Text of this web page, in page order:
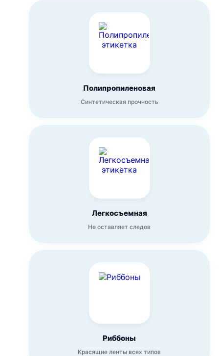
Полипропиленовая
Синтетическая прочность
Легкосъемная
Не оставляет следов
Риббоны
Красящие ленты всех типов